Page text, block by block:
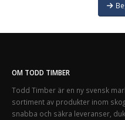
OM TODD TIMBER
Todd Timber är en ny svensk
sortiment av produkter inom
snabba och säkra leveranser,